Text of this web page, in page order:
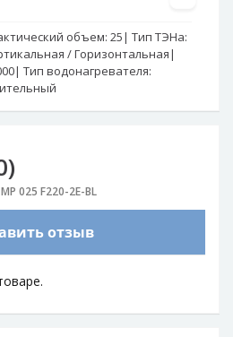
объем: 25
Тип ТЭНа:
/ Горизонтальная
Тип водонагревателя:
025 F220-2E-BL
отзыв